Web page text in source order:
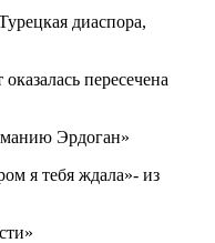
диаспора,
пересечена
Эрдоган»
я тебя ждала»- из